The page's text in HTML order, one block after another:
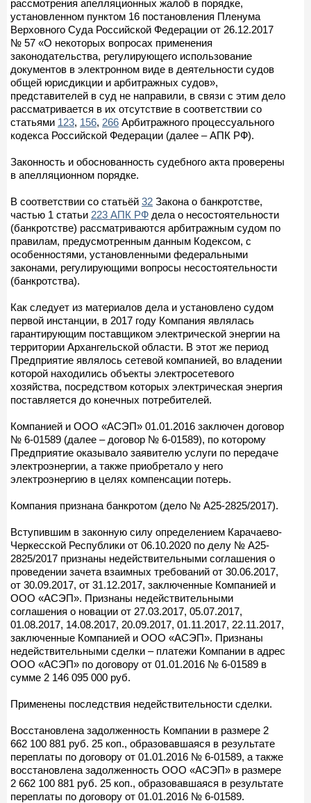
рассмотрения апелляционных жалоб в порядке,
установленном пунктом 16 постановления Пленума
Верховного Суда Российской Федерации от 26.12.2017
№ 57 «О некоторых вопросах применения
законодательства, регулирующего использование
документов в электронном виде в деятельности судов
общей юрисдикции и арбитражных судов»,
представителей в суд не направили, в связи с этим дело
рассматривается в их отсутствие в соответствии со
статьями 123, 156, 266 Арбитражного процессуального
кодекса Российской Федерации (далее – АПК РФ).
Законность и обоснованность судебного акта проверены
в апелляционном порядке.
В соответствии со статьёй 32 Закона о банкротстве,
частью 1 статьи 223 АПК РФ дела о несостоятельности
(банкротстве) рассматриваются арбитражным судом по
правилам, предусмотренным данным Кодексом, с
особенностями, установленными федеральными
законами, регулирующими вопросы несостоятельности
(банкротства).
Как следует из материалов дела и установлено судом
первой инстанции, в 2017 году Компания являлась
гарантирующим поставщиком электрической энергии на
территории Архангельской области. В этот же период
Предприятие являлось сетевой компанией, во владении
которой находились объекты электросетевого
хозяйства, посредством которых электрическая энергия
поставляется до конечных потребителей.
Компанией и ООО «АСЭП» 01.01.2016 заключен договор
№ 6-01589 (далее – договор № 6-01589), по которому
Предприятие оказывало заявителю услуги по передаче
электроэнергии, а также приобретало у него
электроэнергию в целях компенсации потерь.
Компания признана банкротом (дело № А25-2825/2017).
Вступившим в законную силу определением Карачаево-
Черкесской Республики от 06.10.2020 по делу № А25-
2825/2017 признаны недействительными соглашения о
проведении зачета взаимных требований от 30.06.2017,
от 30.09.2017, от 31.12.2017, заключенные Компанией и
ООО «АСЭП». Признаны недействительными
соглашения о новации от 27.03.2017, 05.07.2017,
01.08.2017, 14.08.2017, 20.09.2017, 01.11.2017, 22.11.2017,
заключенные Компанией и ООО «АСЭП». Признаны
недействительными сделки – платежи Компании в адрес
ООО «АСЭП» по договору от 01.01.2016 № 6-01589 в
сумме 2 146 095 000 руб.
Применены последствия недействительности сделки.
Восстановлена задолженность Компании в размере 2
662 100 881 руб. 25 коп., образовавшаяся в результате
переплаты по договору от 01.01.2016 № 6-01589, а также
восстановлена задолженность ООО «АСЭП» в размере
2 662 100 881 руб. 25 коп., образовавшаяся в результате
переплаты по договору от 01.01.2016 № 6-01589.